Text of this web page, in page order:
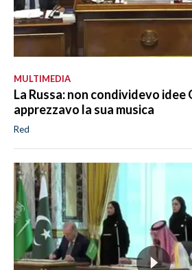
MULTIMEDIA
La Russa: non condividevo idee
apprezzavo la sua musica
Red